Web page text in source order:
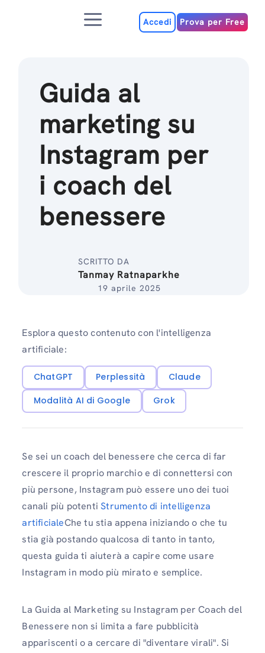
MenuAccedi Prova per Free
Guida al
marketing su
Instagram per
i coach del
benessere
SCRITTO DA
Tanmay Ratnaparkhe
19 aprile 2025
Esplora questo contenuto con l'intelligenza
artificiale:
ChatGPT Perplessità
Claude
Modalità AI di Google
Grok
Se sei un coach del benessere che cerca di far
crescere il proprio marchio e di connettersi con
più persone, Instagram può essere uno dei tuoi
canali più potentiStrumento di intelligenza
artificialeChe tu stia appena iniziando o che tu
stia già postando qualcosa di tanto in tanto,
questa guida ti aiuterà a capire come usare
Instagram in modo più mirato e semplice.
La Guida al Marketing su Instagram per Coach del
Benessere non si limita a fare pubblicità
appariscenti o a cercare di "diventare virali". Si